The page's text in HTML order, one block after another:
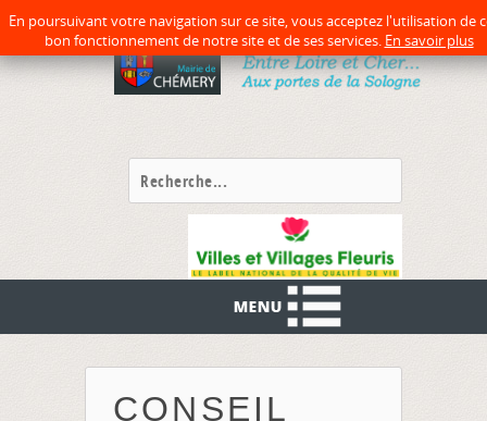
CONSEIL
précédente
précédent
suivante
suivant
En poursuivant votre navigation sur ce site, vous acceptez l'utilisation de
bon fonctionnement de notre site et de ses services. En savoir plus